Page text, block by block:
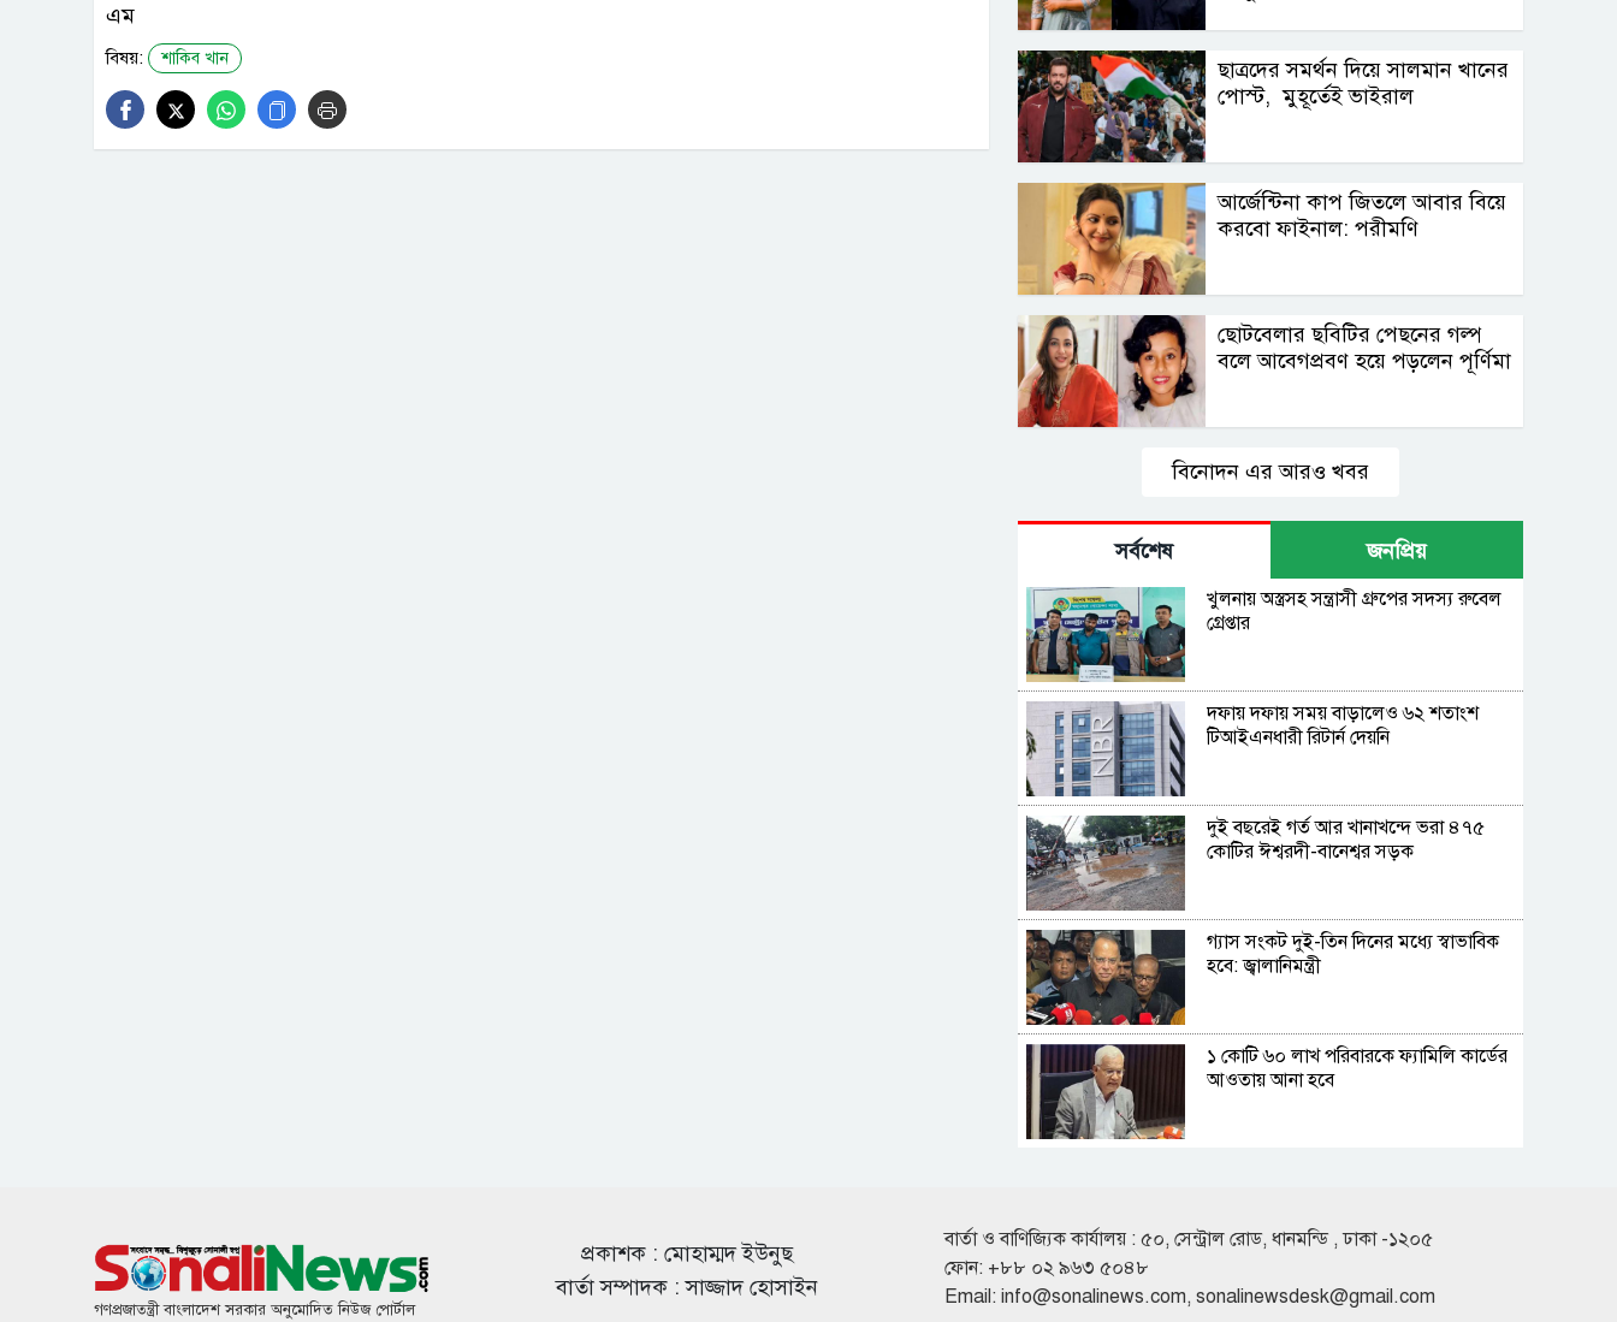
এম
বিষয়: শাকিব খান
ছাত্রদের সমর্থন দিয়ে সালমান খানের
পোস্ট, মুহূর্তেই ভাইরাল
আর্জেন্টিনা কাপ জিতলে আবার বিয়ে
করবো ফাইনাল: পরীমণি
ছোটবেলার ছবিটির পেছনের গল্প
বলে আবেগপ্রবণ হয়ে পড়লেন পূর্ণিমা
বিনোদন এর আরও খবর
সর্বশেষ জনপ্রিয়
খুলনায় অস্ত্রসহ সন্ত্রাসী গ্রুপের সদস্য রুবেল
গ্রেপ্তার
দফায় দফায় সময় বাড়ালেও ৬২ শতাংশ
টিআইএনধারী রিটার্ন দেয়নি
দুই বছরেই গর্ত আর খানাখন্দে ভরা ৪৭৫
কোটির ঈশ্বরদী-বানেশ্বর সড়ক
গ্যাস সংকট দুই-তিন দিনের মধ্যে স্বাভাবিক
হবে: জ্বালানিমন্ত্রী
১ কোটি ৬০ লাখ পরিবারকে ফ্যামিলি কার্ডের
আওতায় আনা হবে
অনিয়ম ও আমানত ফেরতে ব্যর্থতায় সংকুচিত
হচ্ছে আর্থিক প্রতিষ্ঠান খাত
গণপ্রজাতন্ত্রী বাংলাদেশ সরকার অনুমোদিত নিউজ পোর্টাল
প্রকাশক : মোহাম্মদ ইউনুছ
বার্তা সম্পাদক : সাজ্জাদ হোসাইন
বার্তা ও বাণিজ্যিক কার্যালয় : ৫০, সেন্ট্রাল রোড, ধানমন্ডি , ঢাকা -১২০৫
ফোন: +৮৮ ০২ ৯৬৩ ৫০৪৮
Email: info@sonalinews.com, sonalinewsdesk@gmail.com